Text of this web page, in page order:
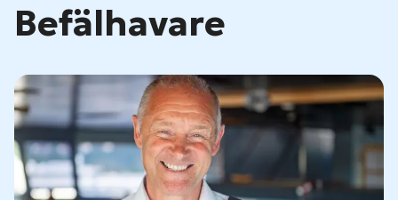
Befälhavare